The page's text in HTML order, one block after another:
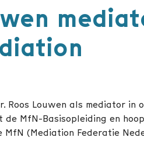
Roos Louwen als mediator in
de MfN-Basisopleiding en
(Mediation Federatie